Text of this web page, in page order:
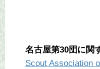
名古屋第30団に関
Scout Association